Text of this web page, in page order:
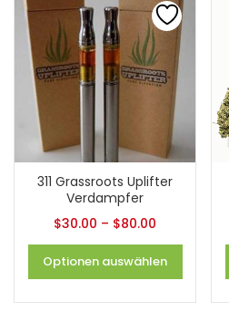
311 Grassroots Uplifter
Verdampfer
$30.00 – $80.00
Optionen auswählen